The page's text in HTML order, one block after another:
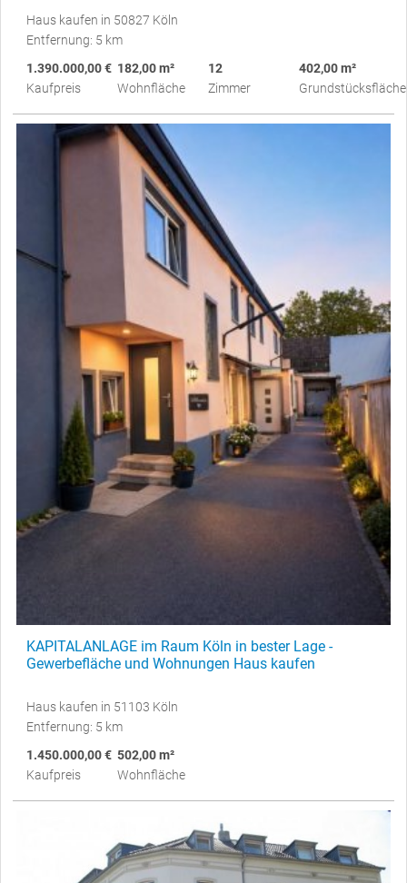
Haus kaufen in 50827 Köln
Entfernung: 5 km
1.390.000,00 €
Kaufpreis
182,00 m²
Wohnfläche
12
Zimmer
402,00 m²
Grundstücksfläche
KAPITALANLAGE im Raum Köln in bester Lage -
Gewerbefläche und Wohnungen Haus kaufen
Haus kaufen in 51103 Köln
Entfernung: 5 km
1.450.000,00 €
Kaufpreis
502,00 m²
Wohnfläche